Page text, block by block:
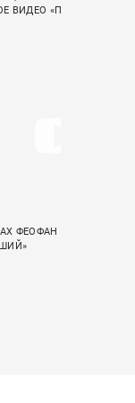
ВИДЕО «ПСАЛОМ 37»
ФЕОФАН